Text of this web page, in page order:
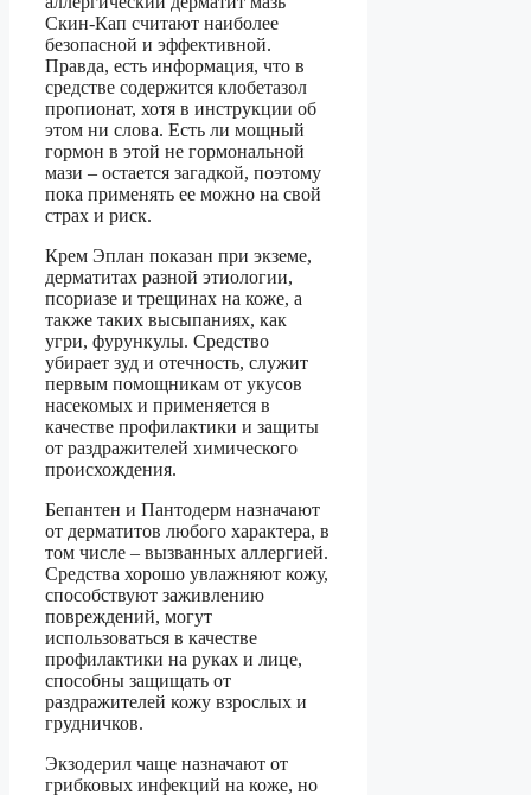
Скин-Кап считают наиболее
безопасной и эффективной.
Правда, есть информация, что в
средстве содержится клобетазол
пропионат, хотя в инструкции об
этом ни слова. Есть ли мощный
гормон в этой не гормональной
мази – остается загадкой, поэтому
пока применять ее можно на свой
страх и риск.
Крем Эплан показан при экземе,
дерматитах разной этиологии,
псориазе и трещинах на коже, а
также таких высыпаниях, как
угри, фурункулы. Средство
убирает зуд и отечность, служит
первым помощникам от укусов
насекомых и применяется в
качестве профилактики и защиты
от раздражителей химического
происхождения.
Бепантен и Пантодерм назначают
от дерматитов любого характера, в
том числе – вызванных аллергией.
Средства хорошо увлажняют кожу,
способствуют заживлению
повреждений, могут
использоваться в качестве
профилактики на руках и лице,
способны защищать от
раздражителей кожу взрослых и
грудничков.
Экзодерил чаще назначают от
грибковых инфекций на коже, но